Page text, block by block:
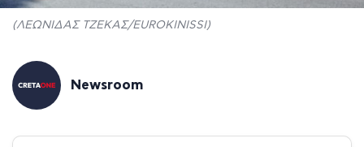
(ΛΕΩΝΙΔΑΣ ΤΖΕΚΑΣ/EUROKINISSI)
Newsroom